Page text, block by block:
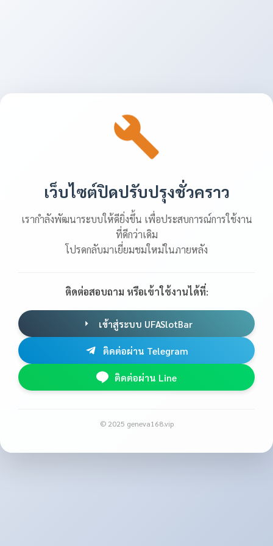
เว็บไซต์ปิดปรับปรุงชั่วคราว
เรากำลังพัฒนาระบบให้ดียิ่งขึ้น เพื่อประสบการณ์การใช้งาน
ที่ดีกว่าเดิม
โปรดกลับมาเยี่ยมชมใหม่ในภายหลัง
ติดต่อสอบถาม หรือเข้าใช้งานได้ที่:
เข้าสู่ระบบ UFASlotBar
ติดต่อผ่าน Telegram
ติดต่อผ่าน Line
© 2025 geneva168.vip